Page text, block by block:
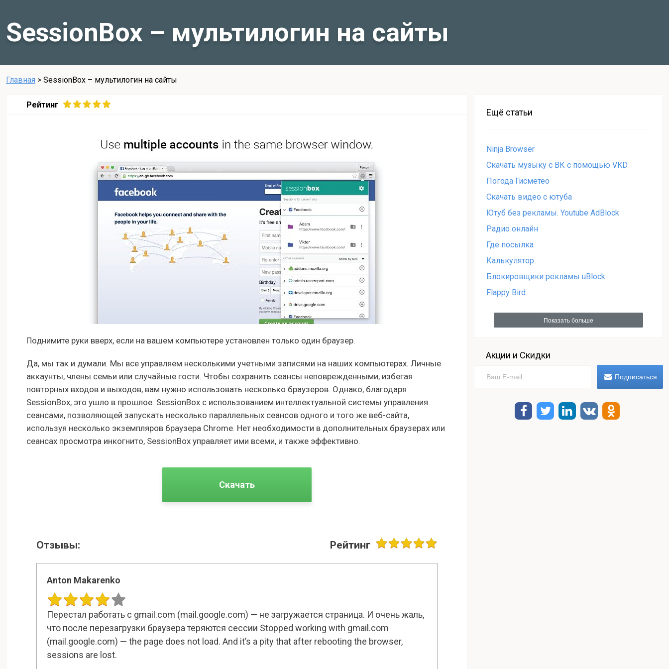
SessionBox – мультилогин на сайты
Главная > SessionBox – мультилогин на сайты
Рейтинг
Поднимите руки вверх, если на вашем компьютере установлен только один браузер.
Да, мы так и думали. Мы все управляем несколькими учетными записями на наших компьютерах. Личные
аккаунты, члены семьи или случайные гости. Чтобы сохранить сеансы неповрежденными, избегая
повторных входов и выходов, вам нужно использовать несколько браузеров. Однако, благодаря
SessionBox, это ушло в прошлое. SessionBox с использованием интеллектуальной системы управления
сеансами, позволяющей запускать несколько параллельных сеансов одного и того же веб-сайта,
используя несколько экземпляров браузера Chrome. Нет необходимости в дополнительных браузерах или
сеансах просмотра инкогнито, SessionBox управляет ими всеми, и также эффективно.
Скачать
Рейтинг
Отзывы:
Anton Makarenko
Перестал работать с gmail.com (mail.google.com) — не загружается страница. И очень жаль,
что после перезагрузки браузера теряются сессии Stopped working with gmail.com
(mail.google.com) — the page does not load. And it’s a pity that after rebooting the browser,
sessions are lost.
Ещё статьи
Ninja Browser
Скачать музыку с ВК c помощью VKD
Погода Гисметео
Cкачать видео с ютуба
Ютуб без рекламы. Youtube AdBlock
Радио онлайн
Где посылка
Калькулятор
Блокировщики рекламы uBlock
Flappy Bird
Показать больше
Акции и Скидки